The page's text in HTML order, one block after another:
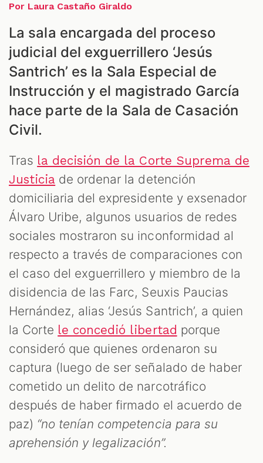
Por Laura Castaño Giraldo
La sala encargada del proceso
judicial del exguerrillero ‘Jesús
Santrich’ es la Sala Especial de
Instrucción y el magistrado García
hace parte de la Sala de Casación
Civil.
Tras la decisión de la Corte Suprema de
Justicia de ordenar la detención
domiciliaria del expresidente y exsenador
Álvaro Uribe, algunos usuarios de redes
sociales mostraron su inconformidad al
respecto a través de comparaciones con
el caso del exguerrillero y miembro de la
disidencia de las Farc, Seuxis Paucias
Hernández, alias ‘Jesús Santrich’, a quien
la Corte le concedió libertad porque
consideró que quienes ordenaron su
captura (luego de ser señalado de haber
cometido un delito de narcotráfico
después de haber firmado el acuerdo de
paz) “no tenían competencia para su
aprehensión y legalización”.